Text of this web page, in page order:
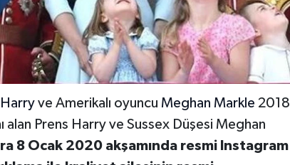
Harryve Amerikalı oyuncu Meghan Markle 2018
alan Prens Harry ve Sussex Düşesi Meghan
8 Ocak 2020 akşamında resmi Instagram